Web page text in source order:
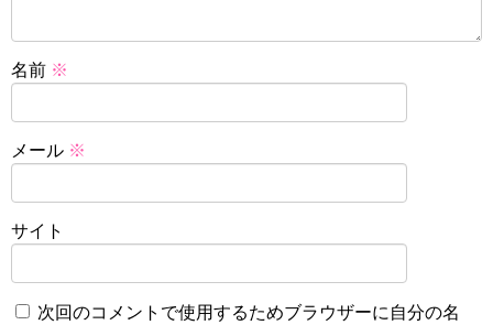
名前 ※
メール ※
サイト
次回のコメントで使用するためブラウザーに自分の名